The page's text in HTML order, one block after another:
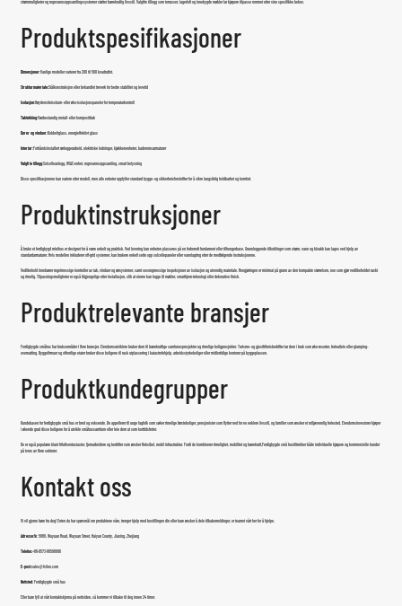
strømmuligheter og regnvannsoppsamlingssystemer støtter bærekraftig livsstil. Valgfrie tillegg som terrasser, lagerloft og innebygde møbler lar kjøpere tilpasse rommet etter sine spesifikke behov.
Produktspesifikasjoner
Dimensjoner:Vanlige modeller varierer fra 200 til 500 kvadratfot.
Strukturmateriale:Stålkonstruksjon eller behandlet treverk for bedre stabilitet og levetid
Isolasjon:Høydensitetsskum- eller øko-isolasjonspaneler for temperaturkontroll
Taktekking:Værbestandig metall- eller kompositttak
Dører og vinduer:Dobbeltglass, energieffektivt glass
Interiør:Forhåndsinstallert rørleggerarbeid, elektriske ledninger, kjøkkenenheter, baderomsarmaturer
Valgfrie tillegg:Solcelleanlegg, HVAC-enhet, regnvannsoppsamling, smart belysning
Disse spesifikasjonene kan variere etter modell, men alle enheter oppfyller standard bygge- og sikkerhetsforskrifter for å sikre langsiktig holdbarhet og komfort.
Produktinstruksjoner
Å bruke et ferdigbygd minihus er designet for å være enkelt og praktisk. Ved levering kan enheten plasseres på en forberedt fundament eller tilhengerbase. Grunnleggende tilkoblinger som strøm, vann og kloakk kan lages ved hjelp av
standardarmaturer. Hvis modellen inkluderer off-grid systemer, kan brukere enkelt sette opp solcellepaneler eller vannlagring etter de medfølgende instruksjonene.
Vedlikehold innebærer regelmessige kontroller av tak, vinduer og rørsystemer, samt sesongmessige inspeksjoner av isolasjon og utvendig materiale. Rengjøringen er minimal på grunn av den kompakte størrelsen, noe som gjør vedlikeholdet raskt
og rimelig. Tilpasningsmuligheter er også tilgjengelige etter installasjon, slik at eierne kan legge til møbler, smarthjem-teknologi eller dekorative finish.
Produktrelevante bransjer
Ferdigbygde småhus har bruksområder i flere bransjer. Eiendomsutviklere bruker dem til bærekraftige samfunnsprosjekter og rimelige boligprosjekter. Turisme- og gjestfrihetsbedrifter tar dem i bruk som øko-resorter, ferieutleie eller glamping-
overnatting. Byggefirmaer og offentlige etater bruker disse boligene til rask utplassering i katastrofehjelp, arbeidsstyrkeboliger eller midlertidige kontorer på byggeplassen.
Produktkundegrupper
Kundebasen for ferdigbygde små hus er bred og voksende. De appellerer til unge fagfolk som søker rimelige førsteboliger, pensjonister som flytter ned for en enklere livsstil, og familier som ønsker et miljøvennlig feriested. Eiendomsinvestorer kjøper
i økende grad disse boligene for å utvikle småhussamfunn eller leie dem ut som korttidsferier.
De er også populære blant friluftsentusiaster, fjernarbeidere og bedrifter som ønsker fleksibel, mobil infrastruktur. Fordi de kombinerer rimelighet, mobilitet og bærekraft,Ferdigbygde små hustiltrekker både individuelle kjøpere og kommersielle kunder
på tvers av flere sektorer.
Kontakt oss
Vi vil gjerne høre fra deg! Enten du har spørsmål om produktene våre, trenger hjelp med bestillingen din eller bare ønsker å dele tilbakemeldinger, er teamet vårt her for å hjelpe.
Adresse:Nr. 5888, Wuyuan Road, Wuyuan Street, Haiyan County, Jiaxing, Zhejiang
Telefon:+86-0573-86598806
E-post:sales@fsilon.com
Nettsted: Ferdigbygde små hus
Eller bare fyll ut vårt kontaktskjema på nettsiden, så kommer vi tilbake til deg innen 24 timer.